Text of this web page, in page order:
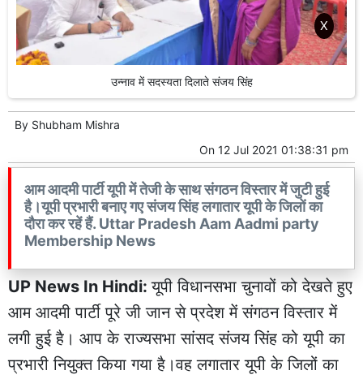
उन्नाव में सदस्यता दिलाते संजय सिंह
By Shubham Mishra
On 12 Jul 2021 01:38:31 pm
आम आदमी पार्टी यूपी में तेजी के साथ संगठन विस्तार में जुटी हुई
है।यूपी प्रभारी बनाए गए संजय सिंह लगातार यूपी के जिलों का
दौरा कर रहें हैं. Uttar Pradesh Aam Aadmi party
Membership News
UP News In Hindi:यूपी विधानसभा चुनावों को देखते हुए
आम आदमी पार्टी पूरे जी जान से प्रदेश में संगठन विस्तार में
लगी हुई है। आप के राज्यसभा सांसद संजय सिंह को यूपी का
प्रभारी नियुक्त किया गया है।वह लगातार यूपी के जिलों का
X